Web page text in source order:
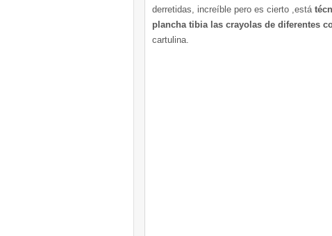
derretidas, increíble pero es cierto ,está
plancha tibia las crayolas de diferentes
cartulina.